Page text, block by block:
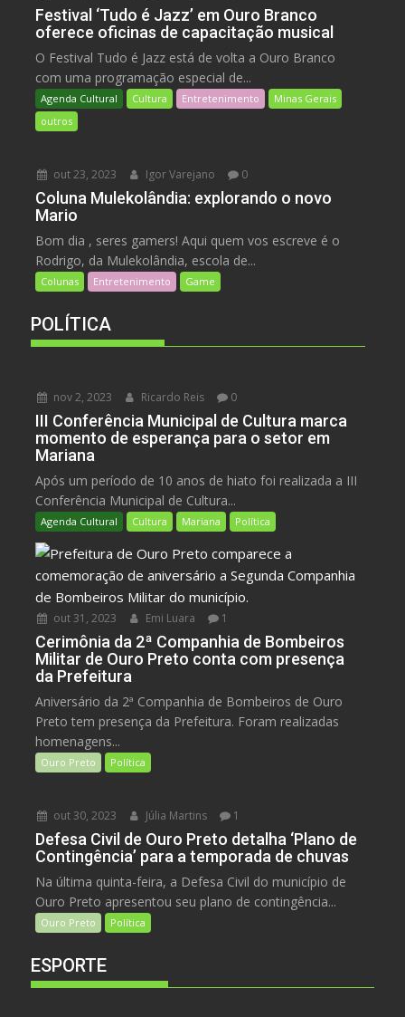
Festival ‘Tudo é Jazz’ em Ouro Branco
oferece oficinas de capacitação musical
O Festival Tudo é Jazz está de volta a Ouro Branco
com uma programação especial de...
Agenda Cultural Cultura Entretenimento
Minas Gerais
outros
out 23, 2023 Igor Varejano 0
Coluna Mulekolândia: explorando o novo
Mario
Bom dia , seres gamers! Aqui quem vos escreve é o
Rodrigo, da Mulekolândia, escola de...
Colunas Entretenimento Game
POLÍTICA
nov 2, 2023 Ricardo Reis 0
III Conferência Municipal de Cultura marca
momento de esperança para o setor em
Mariana
Após um período de 10 anos de hiato foi realizada a III
Conferência Municipal de Cultura...
Agenda Cultural Cultura Mariana Política
out 31, 2023 Emi Luara 1
Cerimônia da 2ª Companhia de Bombeiros
Militar de Ouro Preto conta com presença
da Prefeitura
Aniversário da 2ª Companhia de Bombeiros de Ouro
Preto tem presença da Prefeitura. Foram realizadas
homenagens...
Ouro Preto Política
out 30, 2023 Júlia Martins 1
Defesa Civil de Ouro Preto detalha ‘Plano de
Contingência’ para a temporada de chuvas
Na última quinta-feira, a Defesa Civil do município de
Ouro Preto apresentou seu plano de contingência...
Ouro Preto Política
ESPORTE